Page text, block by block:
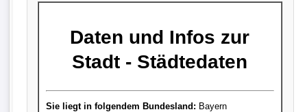
Daten und Infos zur
Stadt - Städtedaten
Sie liegt in folgendem Bundesland: Bayern